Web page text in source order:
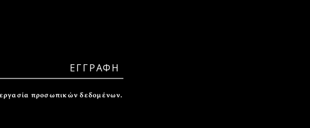
προσωπικών δεδομένων.